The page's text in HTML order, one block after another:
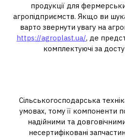
продукції для
агропідприємств. Якщо ви
варто звернути увагу на
https://agroplast.ua/, де
комплектуючі за
Сільськогосподарська
умовах, тому її компоненти
надійними та
несертифіковані